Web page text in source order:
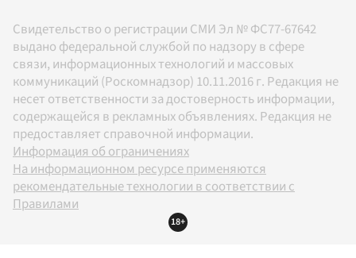
Свидетельство о регистрации СМИ Эл № ФС77-67642
выдано федеральной службой по надзору в сфере
связи, информационных технологий и массовых
коммуникаций (Роскомнадзор) 10.11.2016 г. Редакция не
несет ответственности за достоверность информации,
содержащейся в рекламных объявлениях. Редакция не
предоставляет справочной информации.
Информация об ограничениях
На информационном ресурсе применяются
рекомендательные технологии в соответствии с
Правилами
18+